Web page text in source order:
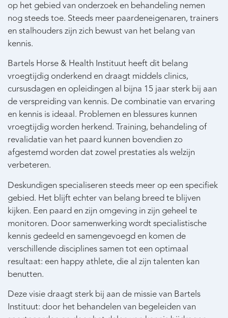
op het gebied van onderzoek en behandeling nemen
nog steeds toe. Steeds meer paardeneigenaren, trainers
en stalhouders zijn zich bewust van het belang van
kennis.
Bartels Horse & Health Instituut heeft dit belang
vroegtijdig onderkend en draagt middels clinics,
cursusdagen en opleidingen al bijna 15 jaar sterk bij aan
de verspreiding van kennis. De combinatie van ervaring
en kennis is ideaal. Problemen en blessures kunnen
vroegtijdig worden herkend. Training, behandeling of
revalidatie van het paard kunnen bovendien zo
afgestemd worden dat zowel prestaties als welzijn
verbeteren.
Deskundigen specialiseren steeds meer op een specifiek
gebied. Het blijft echter van belang breed te blijven
kijken. Een paard en zijn omgeving in zijn geheel te
monitoren. Door samenwerking wordt specialistische
kennis gedeeld en samengevoegd en komen de
verschillende disciplines samen tot een optimaal
resultaat: een happy athlete, die al zijn talenten kan
benutten.
Deze visie draagt sterk bij aan de missie van Bartels
Instituut: door het behandelen van begeleiden van